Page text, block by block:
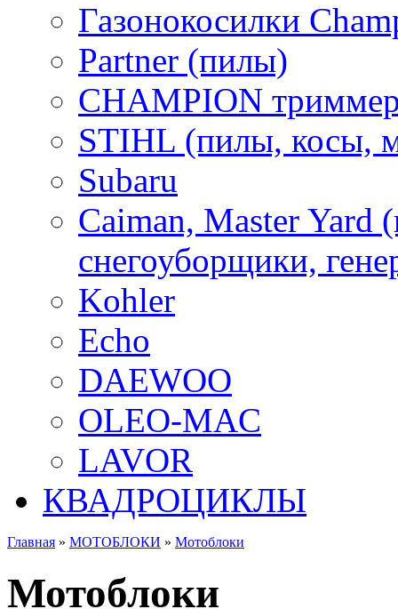
Газонокосилки
Partner (пилы)
CHAMPION
STIHL (пилы, косы,
Subaru
Caiman, Master Yard
снегоуборщики,
Kohler
Echo
DAEWOO
OLEO-MAC
LAVOR
КВАДРОЦИКЛЫ
Главная » МОТОБЛОКИ » Мотоблоки
Мотоблоки